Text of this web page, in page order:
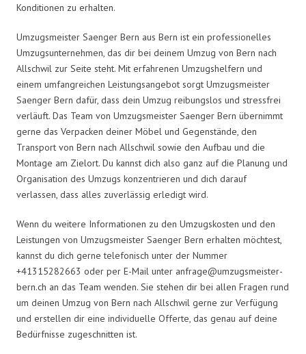
Konditionen zu erhalten.
Umzugsmeister Saenger Bern aus Bern ist ein professionelles
Umzugsunternehmen, das dir bei deinem Umzug von Bern nach
Allschwil zur Seite steht. Mit erfahrenen Umzugshelfern und
einem umfangreichen Leistungsangebot sorgt Umzugsmeister
Saenger Bern dafür, dass dein Umzug reibungslos und stressfrei
verläuft. Das Team von Umzugsmeister Saenger Bern übernimmt
gerne das Verpacken deiner Möbel und Gegenstände, den
Transport von Bern nach Allschwil sowie den Aufbau und die
Montage am Zielort. Du kannst dich also ganz auf die Planung und
Organisation des Umzugs konzentrieren und dich darauf
verlassen, dass alles zuverlässig erledigt wird.
Wenn du weitere Informationen zu den Umzugskosten und den
Leistungen von Umzugsmeister Saenger Bern erhalten möchtest,
kannst du dich gerne telefonisch unter der Nummer
+41315282663 oder per E-Mail unter anfrage@umzugsmeister-
bern.ch an das Team wenden. Sie stehen dir bei allen Fragen rund
um deinen Umzug von Bern nach Allschwil gerne zur Verfügung
und erstellen dir eine individuelle Offerte, das genau auf deine
Bedürfnisse zugeschnitten ist.